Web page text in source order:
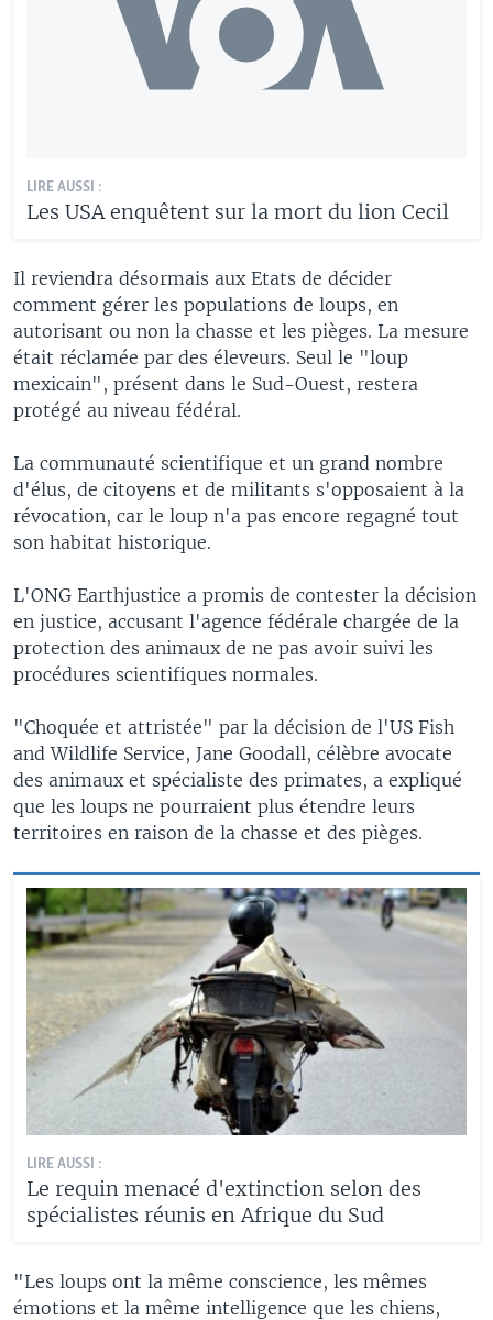
LIRE AUSSI :
Les USA enquêtent sur la mort du lion Cecil
Il reviendra désormais aux Etats de décider
comment gérer les populations de loups, en
autorisant ou non la chasse et les pièges. La mesure
était réclamée par des éleveurs. Seul le "loup
mexicain", présent dans le Sud-Ouest, restera
protégé au niveau fédéral.
La communauté scientifique et un grand nombre
d'élus, de citoyens et de militants s'opposaient à la
révocation, car le loup n'a pas encore regagné tout
son habitat historique.
L'ONG Earthjustice a promis de contester la décision
en justice, accusant l'agence fédérale chargée de la
protection des animaux de ne pas avoir suivi les
procédures scientifiques normales.
"Choquée et attristée" par la décision de l'US Fish
and Wildlife Service, Jane Goodall, célèbre avocate
des animaux et spécialiste des primates, a expliqué
que les loups ne pourraient plus étendre leurs
territoires en raison de la chasse et des pièges.
LIRE AUSSI :
Le requin menacé d'extinction selon des
spécialistes réunis en Afrique du Sud
"Les loups ont la même conscience, les mêmes
émotions et la même intelligence que les chiens,